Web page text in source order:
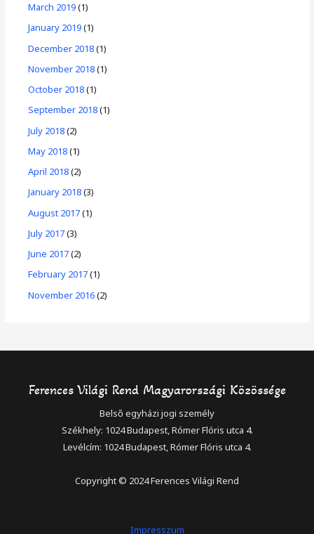
March 2019(1)
January 2019(1)
December 2018(1)
November 2018(1)
October 2018(1)
September 2018(1)
July 2018(2)
May 2018(1)
April 2018(2)
January 2018(3)
August 2017(1)
July 2017(3)
June 2017(2)
February 2017(1)
November 2016(2)
Ferences Világi Rend Magyarországi Közössége
Belső egyházi jogi személy
Székhely: 1024 Budapest, Rómer Flóris utca 4.
Levélcím: 1024 Budapest, Rómer Flóris utca 4.
Copyright © 2024 Ferences Világi Rend
Impresszum